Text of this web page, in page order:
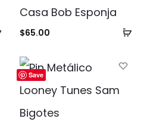
Añadir
carrito
Casa Bob Esponja
$65.00
Save